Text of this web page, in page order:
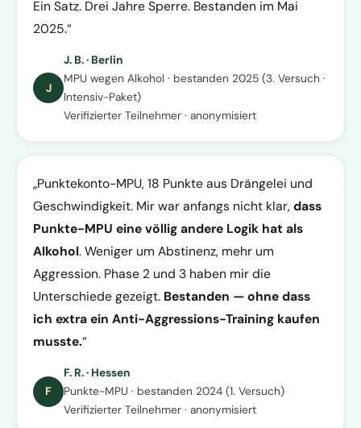
Ein Satz. Drei Jahre Sperre. Bestanden im Mai
2025.
J
J. B. · Berlin
MPU wegen Alkohol · bestanden 2025 (3. Versuch ·
Intensiv-Paket)
Verifizierter Teilnehmer · anonymisiert
Punktekonto-MPU, 18 Punkte aus Drängelei und
Geschwindigkeit. Mir war anfangs nicht klar,dass
Punkte-MPU eine völlig andere Logik hat als
Alkohol. Weniger um Abstinenz, mehr um
Aggression. Phase 2 und 3 haben mir die
Unterschiede gezeigt. Bestanden — ohne dass
ich extra ein Anti-Aggressions-Training kaufen
musste.
F
F. R. · Hessen
Punkte-MPU · bestanden 2024 (1. Versuch)
Verifizierter Teilnehmer · anonymisiert